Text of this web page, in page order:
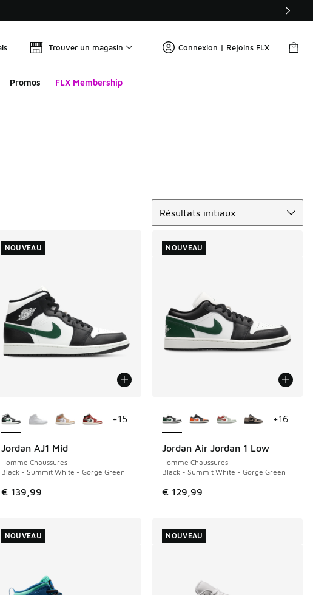
Trouver un magasin Connexion | Rejoins FLX
Promos FLX Membership
Résultats initiaux
Jordan AJ1 Mid
Homme Chaussures
Black - Summit White - Gorge Green
€ 139,99
NOUVEAU
+15
NOUVEAU
Jordan Air Jordan 1 Low
Homme Chaussures
Black - Summit White - Gorge Green
€ 129,99
NOUVEAU
+16
NOUVEAU
NOUVEAU NOUVEAU